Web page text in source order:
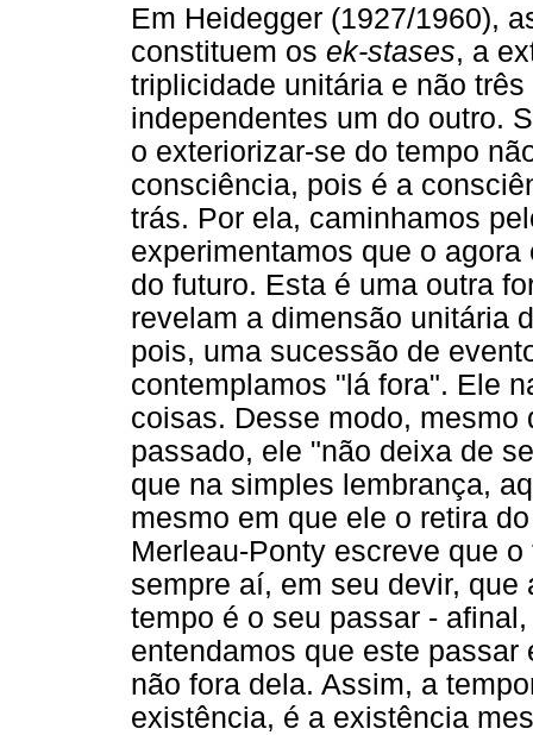
Em Heidegger (1927/1960),
constituem os ek-stases, a
triplicidade unitária e não
independentes um do outro.
o exteriorizar-se do tempo
consciência, pois é a
trás. Por ela, caminhamos
experimentamos que o
do futuro. Esta é uma outra
revelam a dimensão unitária
pois, uma sucessão de
contemplamos "lá fora". Ele
coisas. Desse modo,
passado, ele "não deixa de
que na simples lembrança,
mesmo em que ele o retira
Merleau-Ponty escreve que
sempre aí, em seu devir,
tempo é o seu passar -
entendamos que este
não fora dela. Assim, a
existência, é a existência